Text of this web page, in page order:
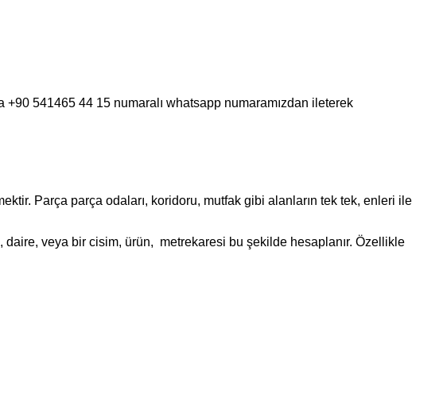
541465 44 15 numaralı whatsapp numaramızdan ileterek
Parça parça odaları, koridoru, mutfak gibi alanların tek tek, enleri ile
veya bir cisim, ürün, metrekaresi bu şekilde hesaplanır. Özellikle